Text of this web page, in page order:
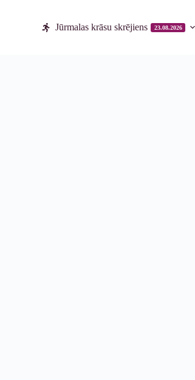
Jūrmalas krāsu skrējiens 23.08.2026